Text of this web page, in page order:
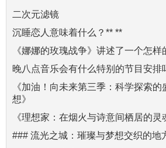
二次元滤镜
沉睡恋人意味着什么？** **
《娜娜的玫瑰战争》讲述了一个怎样
晚八点音乐会有什么特别的节目安排
《加油！向未来第三季：科学探索
想》
《理想家：在烟火与诗意间栖居的灵
### 流光之城：璀璨与梦想交织的地